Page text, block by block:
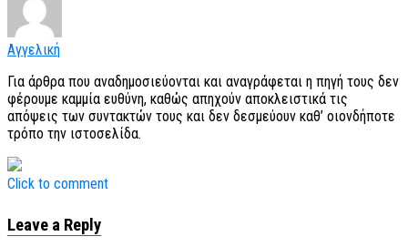
Αγγελική
Για άρθρα που αναδημοσιεύονται και αναγράφεται η πηγή τους δεν
φέρουμε καμμία ευθύνη, καθώς απηχούν αποκλειστικά τις
απόψεις των συντακτών τους και δεν δεσμεύουν καθ’ οιονδήποτε
τρόπο την ιστοσελίδα.
Click to comment
Leave a Reply